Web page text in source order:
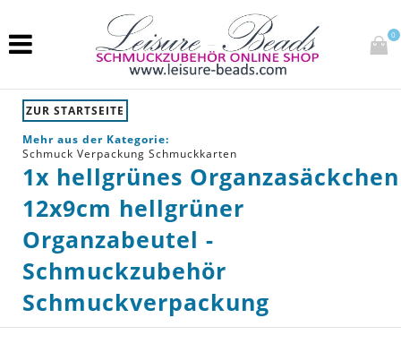
0
ZUR STARTSEITE
Mehr aus der Kategorie:
Schmuck Verpackung Schmuckkarten
1x hellgrünes Organzasäckchen
12x9cm hellgrüner
Organzabeutel -
Schmuckzubehör
Schmuckverpackung